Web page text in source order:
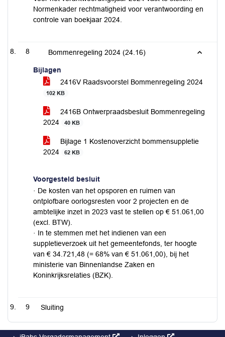
Normenkader rechtmatigheid voor verantwoording en
controle van boekjaar 2024.
8 Bommenregeling 2024 (24.16)
Bijlagen
2416V Raadsvoorstel Bommenregeling 2024
102 KB
2416B Ontwerpraadsbesluit Bommenregeling
2024
40 KB
Bijlage 1 Kostenoverzicht bommensuppletie
2024
62 KB
Voorgesteld besluit
· De kosten van het opsporen en ruimen van
ontplofbare oorlogsresten voor 2 projecten en de
ambtelijke inzet in 2023 vast te stellen op € 51.061,00
(excl. BTW).
· In te stemmen met het indienen van een
suppletieverzoek uit het gemeentefonds, ter hoogte
van € 34.721,48 (= 68% van € 51.061,00), bij het
ministerie van Binnenlandse Zaken en
Koninkrijksrelaties (BZK).
9 Sluiting